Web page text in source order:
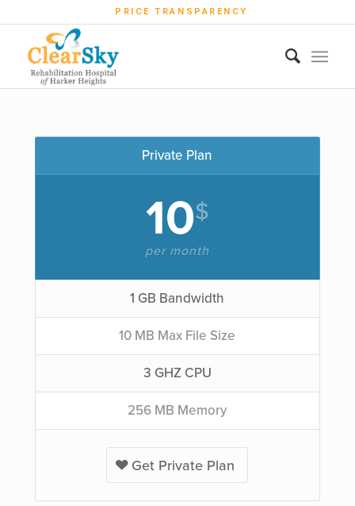
PRICE TRANSPARENCY
Private Plan
10$
per month
1 GB Bandwidth
10 MB Max File Size
3 GHZ CPU
256 MB Memory
Get Private Plan